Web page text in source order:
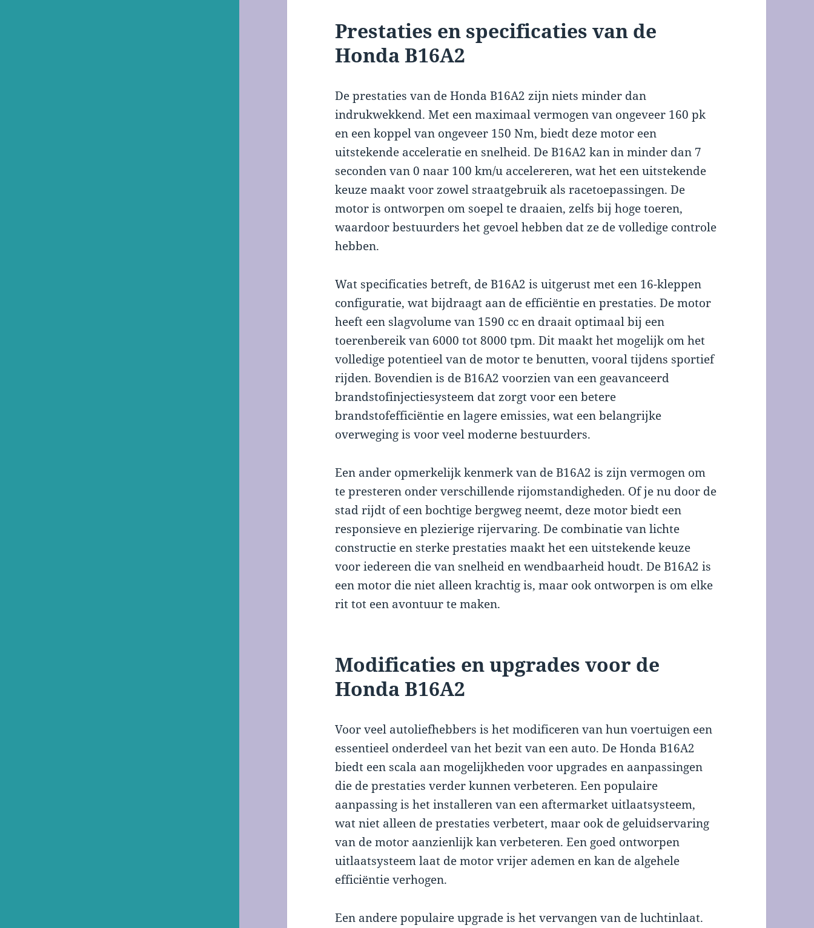
Prestaties en specificaties van de
Honda B16A2
De prestaties van de Honda B16A2 zijn niets minder dan
indrukwekkend. Met een maximaal vermogen van ongeveer 160 pk
en een koppel van ongeveer 150 Nm, biedt deze motor een
uitstekende acceleratie en snelheid. De B16A2 kan in minder dan 7
seconden van 0 naar 100 km/u accelereren, wat het een uitstekende
keuze maakt voor zowel straatgebruik als racetoepassingen. De
motor is ontworpen om soepel te draaien, zelfs bij hoge toeren,
waardoor bestuurders het gevoel hebben dat ze de volledige controle
hebben.
Wat specificaties betreft, de B16A2 is uitgerust met een 16-kleppen
configuratie, wat bijdraagt aan de efficiëntie en prestaties. De motor
heeft een slagvolume van 1590 cc en draait optimaal bij een
toerenbereik van 6000 tot 8000 tpm. Dit maakt het mogelijk om het
volledige potentieel van de motor te benutten, vooral tijdens sportief
rijden. Bovendien is de B16A2 voorzien van een geavanceerd
brandstofinjectiesysteem dat zorgt voor een betere
brandstofefficiëntie en lagere emissies, wat een belangrijke
overweging is voor veel moderne bestuurders.
Een ander opmerkelijk kenmerk van de B16A2 is zijn vermogen om
te presteren onder verschillende rijomstandigheden. Of je nu door de
stad rijdt of een bochtige bergweg neemt, deze motor biedt een
responsieve en plezierige rijervaring. De combinatie van lichte
constructie en sterke prestaties maakt het een uitstekende keuze
voor iedereen die van snelheid en wendbaarheid houdt. De B16A2 is
een motor die niet alleen krachtig is, maar ook ontworpen is om elke
rit tot een avontuur te maken.
Modificaties en upgrades voor de
Honda B16A2
Voor veel autoliefhebbers is het modificeren van hun voertuigen een
essentieel onderdeel van het bezit van een auto. De Honda B16A2
biedt een scala aan mogelijkheden voor upgrades en aanpassingen
die de prestaties verder kunnen verbeteren. Een populaire
aanpassing is het installeren van een aftermarket uitlaatsysteem,
wat niet alleen de prestaties verbetert, maar ook de geluidservaring
van de motor aanzienlijk kan verbeteren. Een goed ontworpen
uitlaatsysteem laat de motor vrijer ademen en kan de algehele
efficiëntie verhogen.
Een andere populaire upgrade is het vervangen van de luchtinlaat.